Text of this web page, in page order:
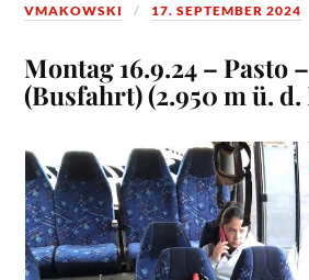
VMAKOWSKI 17. SEPTEMBER 2024
Montag 16.9.24 – Pasto
(Busfahrt) (2.950 m ü. d.